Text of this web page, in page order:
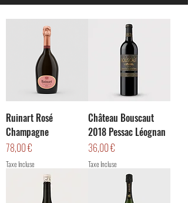
Ruinart Rosé
Champagne
Prix
78,00 €
Taxe Incluse
Château Bouscaut
2018 Pessac Léognan
Prix
36,00 €
Taxe Incluse